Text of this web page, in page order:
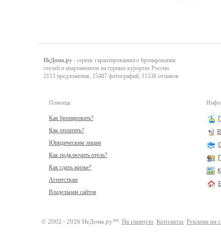
НеДома.ру - сервис гарантированного бронирования
отелей и апартаментов на горных курортах России
2153 предложения, 15487 фотографий, 11538 отзывов
Помощь:
Как бронировать?
Как оплатить?
Юридическим лицам
Как подключить отель?
Как сдать жилье?
Агентствам
Владельцам сайтов
© 2002 - 2026 НеДома.ру™ На главную Контакты Реклама на